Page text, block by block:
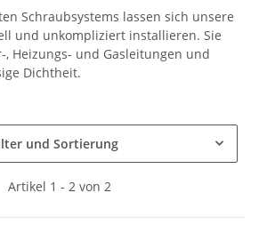
Schraubsystems lassen sich unsere
und unkompliziert installieren. Sie
Heizungs- und Gasleitungen und
Dichtheit.
und Sortierung
Artikel 1 - 2 von 2